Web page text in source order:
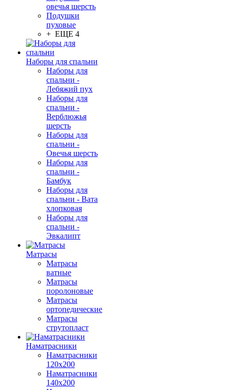
овечья шерсть
Подушки
пуховые
+ ЕЩЕ 4
Наборы для спальни
Наборы для
спальни -
Лебяжий пух
Наборы для
спальни -
Верблюжья
шерсть
Наборы для
спальни -
Овечья шерсть
Наборы для
спальни -
Бамбук
Наборы для
спальни - Вата
хлопковая
Наборы для
спальни -
Эвкалипт
Матрасы
Матрасы
ватные
Матрасы
поролоновые
Матрасы
ортопедические
Матрасы
струтопласт
Наматрасники
Наматрасники
120х200
Наматрасники
140х200